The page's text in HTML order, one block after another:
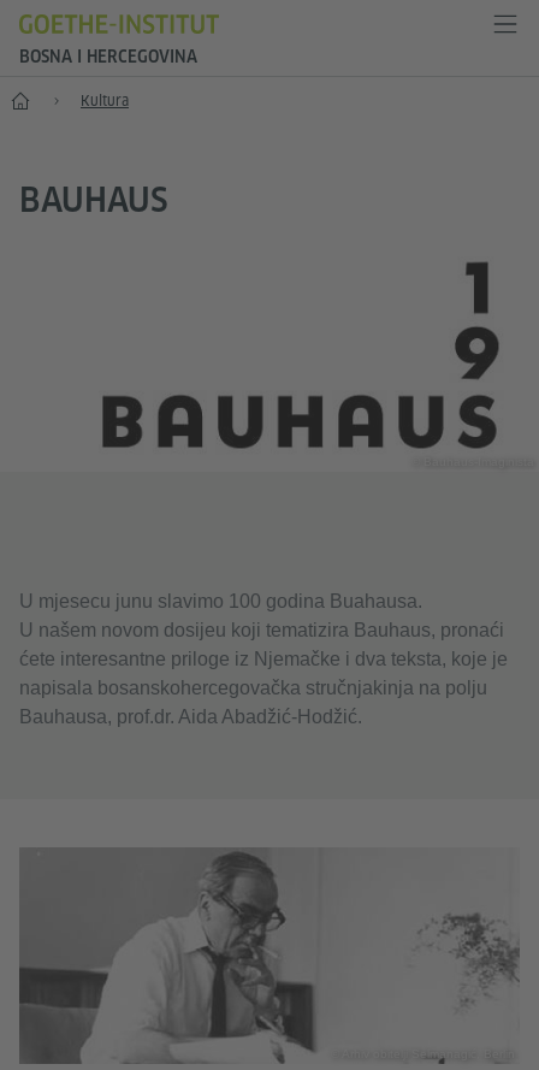
BOSNA I HERCEGOVINA
Početak Kultura
BAUHAUS
U mjesecu junu slavimo 100 godina Buahausa.
U našem novom dosijeu koji tematizira Bauhaus, pronaći
ćete interesantne priloge iz Njemačke i dva teksta, koje je
napisala bosanskohercegovačka stručnjakinja na polju
Bauhausa, prof.dr. Aida Abadžić-Hodžić.
© Arhiv obitelji Selmanagić, Berlin